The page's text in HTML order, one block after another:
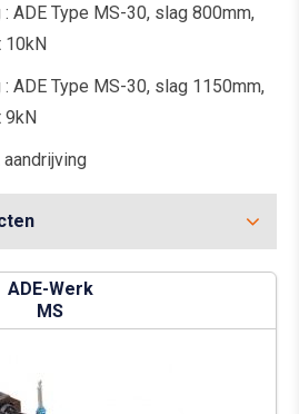
ADE Type MS-30, slag 800mm,
10kN
ADE Type MS-30, slag 1150mm,
9kN
ADE-Werk
MS